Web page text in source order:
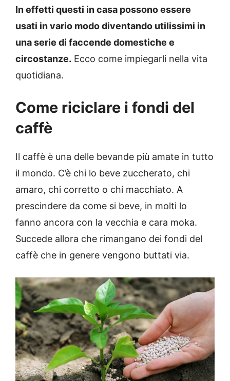
In effetti questi in casa possono essere
usati in vario modo diventando utilissimi in
una serie di faccende domestiche e
circostanze. Ecco come impiegarli nella vita
quotidiana.
Come riciclare i fondi del
caffè
Il caffè è una delle bevande più amate in tutto
il mondo. C’è chi lo beve zuccherato, chi
amaro, chi corretto o chi macchiato. A
prescindere da come si beve, in molti lo
fanno ancora con la vecchia e cara moka.
Succede allora che rimangano dei fondi del
caffè che in genere vengono buttati via.